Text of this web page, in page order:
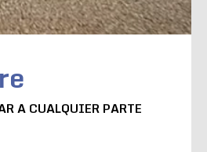
A CUALQUIER PARTE